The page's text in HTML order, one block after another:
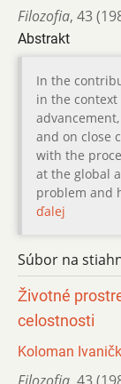
Filozofia, 43
Abstrakt
In the
in the
and on close
with the
at the global
problem and
ďalej
Súbor na
Životné
celostnosti
Koloman